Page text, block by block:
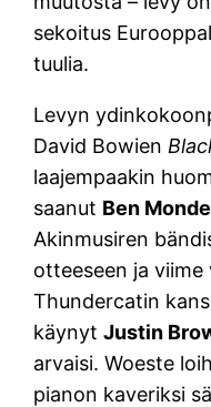
sekoitus
tuulia.
Levyn
David Bowien
laajempaakin
saanut Ben
Akinmusiren
otteeseen ja viime
Thundercatin
käynytJustin
arvaisi. Woeste
pianon kaveriksi